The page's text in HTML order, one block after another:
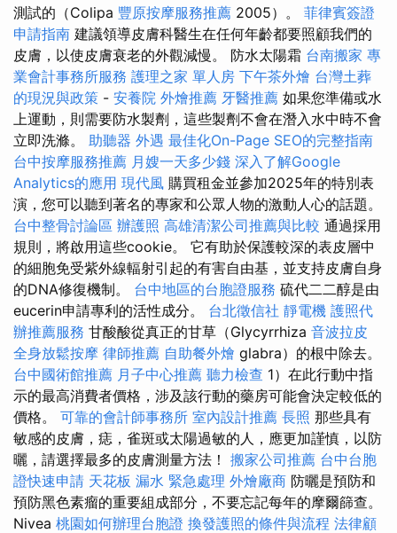
測試的（Colipa 豐原按摩服務推薦 2005）。 菲律賓簽證
申請指南 建議領導皮膚科醫生在任何年齡都要照顧我們的
皮膚，以使皮膚衰老的外觀減慢。 防水太陽霜 台南搬家 專
業會計事務所服務 護理之家 單人房 下午茶外燴 台灣土葬
的現況與政策 - 安養院 外燴推薦 牙醫推薦 如果您準備或水
上運動，則需要防水製劑，這些製劑不會在潛入水中時不會
立即洗滌。 助聽器 外遇 最佳化On-Page SEO的完整指南
台中按摩服務推薦 月嫂一天多少錢 深入了解Google
Analytics的應用 現代風 購買租金並參加2025年的特別表
演，您可以聽到著名的專家和公眾人物的激動人心的話題。
台中整骨討論區 辦護照 高雄清潔公司推薦與比較 通過採用
規則，將啟用這些cookie。 它有助於保護較深的表皮層中
的細胞免受紫外線輻射引起的有害自由基，並支持皮膚自身
的DNA修復機制。 台中地區的台胞證服務 硫代二二醇是由
eucerin申請專利的活性成分。 台北徵信社 靜電機 護照代
辦推薦服務 甘酸酸從真正的甘草（Glycyrrhiza 音波拉皮
全身放鬆按摩 律師推薦 自助餐外燴 glabra）的根中除去。
台中國術館推薦 月子中心推薦 聽力檢查 1）在此行動中指
示的最高消費者價格，涉及該行動的藥房可能會決定較低的
價格。 可靠的會計師事務所 室內設計推薦 長照 那些具有
敏感的皮膚，痣，雀斑或太陽過敏的人，應更加謹慎，以防
曬，請選擇最多的皮膚測量方法！ 搬家公司推薦 台中台胞
證快速申請 天花板 漏水 緊急處理 外燴廠商 防曬是預防和
預防黑色素瘤的重要組成部分，不要忘記每年的摩爾篩查。
Nivea 桃園如何辦理台胞證 換發護照的條件與流程 法律顧